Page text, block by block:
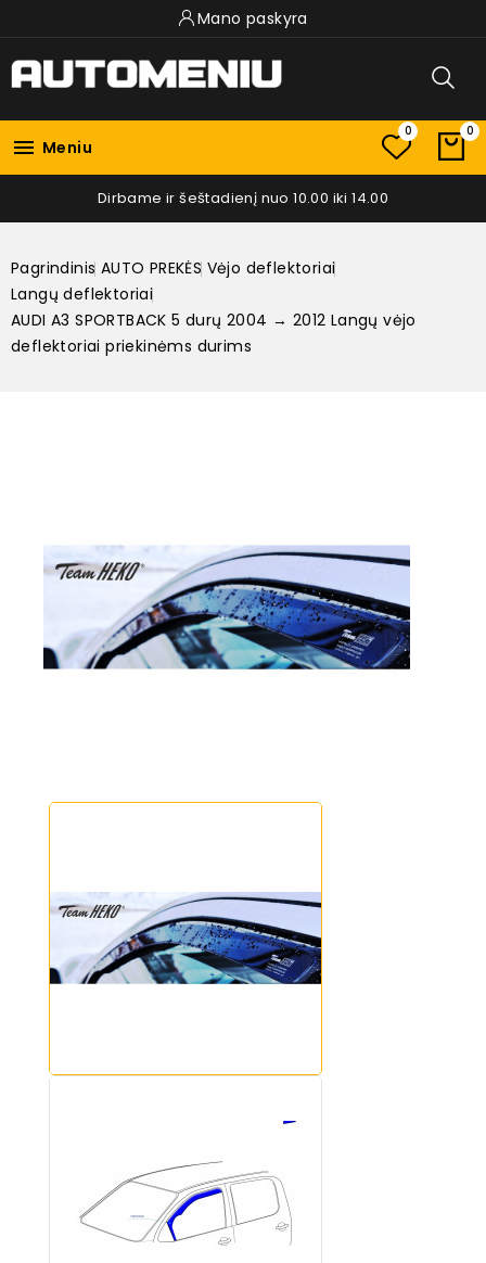
Mano paskyra
 Meniu
0 0
Dirbame ir šeštadienį nuo 10.00 iki 14.00
Pagrindinis AUTO PREKĖS Vėjo deflektoriai
Langų deflektoriai
AUDI A3 SPORTBACK 5 durų 2004 → 2012 Langų vėjo
deflektoriai priekinėms durims